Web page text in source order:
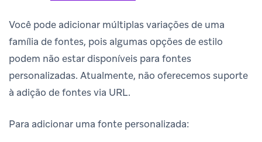
Você pode adicionar múltiplas variações de uma
família de fontes, pois algumas opções de estilo
podem não estar disponíveis para fontes
personalizadas. Atualmente, não oferecemos suporte
à adição de fontes via URL.
Para adicionar uma fonte personalizada: